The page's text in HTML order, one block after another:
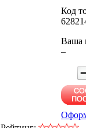
Код
Ваша
–